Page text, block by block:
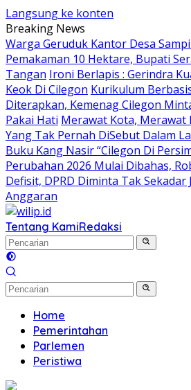
Langsung ke konten
Breaking News
Warga Geruduk Kantor Desa
Pemakaman 10 Hektare, Bupati
Tangan Ironi Berlapis : Gerindra
Keok Di Cilegon Kurikulum
Diterapkan, Kemenag Cilegon
Pakai Hati Merawat Kota,
Yang Tak Pernah DiSebut Dalam
Buku Kang Nasir “Cilegon Di
Perubahan 2026 Mulai Dibahas,
Defisit, DPRD Diminta Tak Sekadar
Anggaran
Tentang KamiRedaksi
Home
Pemerintahan
Parlemen
Peristiwa